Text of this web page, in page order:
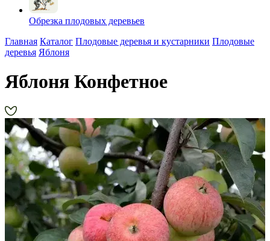
Обрезка плодовых деревьев
Главная Каталог Плодовые деревья и кустарники Плодовые
деревья Яблоня
Яблоня Конфетное